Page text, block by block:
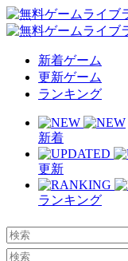
新着ゲーム
更新ゲーム
ランキング
新着
更新
ランキング